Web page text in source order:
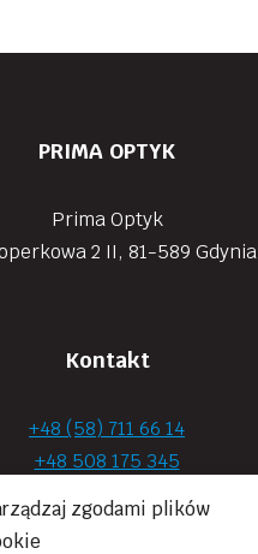
zgodami plików
PRIMA OPTYK
Prima Optyk
2 II, 81-589 Gdynia
Kontakt
+48 (58) 711 66 14
+48 508 175 345
+48 720 870 590
prima.optyk@gmail.com